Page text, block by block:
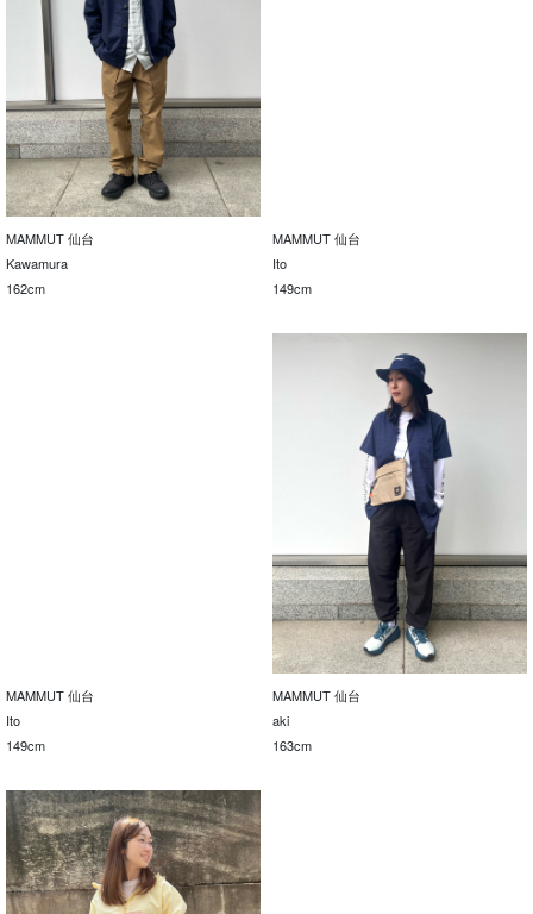
MAMMUT 仙台
Kawamura
162cm
MAMMUT 仙台
Ito
149cm
MAMMUT 仙台
Ito
149cm
MAMMUT 仙台
aki
163cm